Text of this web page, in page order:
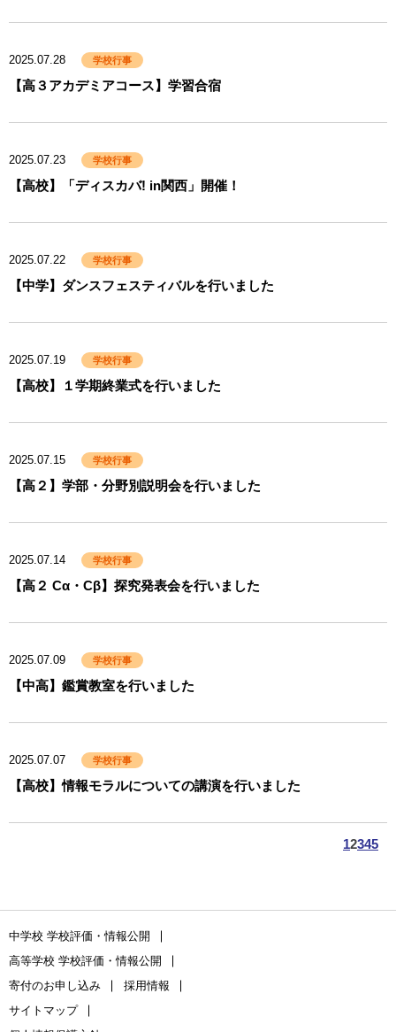
2025.07.28 学校行事
【高３アカデミアコース】学習合宿
2025.07.23 学校行事
【高校】「ディスカバ! in関西」開催！
2025.07.22 学校行事
【中学】ダンスフェスティバルを行いました
2025.07.19 学校行事
【高校】１学期終業式を行いました
2025.07.15 学校行事
【高２】学部・分野別説明会を行いました
2025.07.14 学校行事
【高２ Cα・Cβ】探究発表会を行いました
2025.07.09 学校行事
【中高】鑑賞教室を行いました
2025.07.07 学校行事
【高校】情報モラルについての講演を行いました
12345
中学校 学校評価・情報公開
高等学校 学校評価・情報公開
寄付のお申し込み
採用情報
サイトマップ